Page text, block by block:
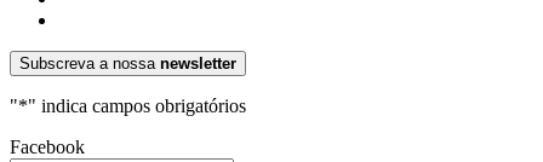
Subscreva a nossa newsletter
"*" indica campos obrigatórios
Facebook